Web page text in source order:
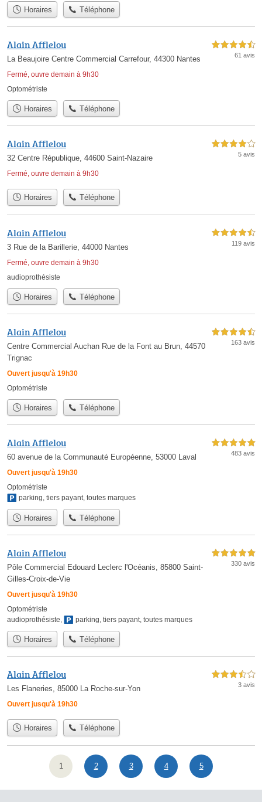
Horaires Téléphone
Alain Afflelou
La Beaujoire Centre Commercial Carrefour, 44300 Nantes
Fermé, ouvre demain à 9h30
4,5 étoiles sur 5
61 avis
Optométriste
Horaires Téléphone
Alain Afflelou
32 Centre République, 44600 Saint-Nazaire
Fermé, ouvre demain à 9h30
4,0 étoiles sur 5
5 avis
Horaires Téléphone
Alain Afflelou
3 Rue de la Barillerie, 44000 Nantes
Fermé, ouvre demain à 9h30
4,5 étoiles sur 5
119 avis
audioprothésiste
Horaires Téléphone
Alain Afflelou
Centre Commercial Auchan Rue de la Font au Brun, 44570
Trignac
Ouvert jusqu'à 19h30
4,5 étoiles sur 5
163 avis
Optométriste
Horaires Téléphone
Alain Afflelou
60 avenue de la Communauté Européenne, 53000 Laval
Ouvert jusqu'à 19h30
5,0 étoiles sur 5
483 avis
Optométriste
parking, tiers payant, toutes marques
Horaires Téléphone
Alain Afflelou
Pôle Commercial Edouard Leclerc l'Océanis, 85800 Saint-
Gilles-Croix-de-Vie
Ouvert jusqu'à 19h30
5,0 étoiles sur 5
330 avis
Optométriste
audioprothésiste
parking tiers payant toutes marques
Horaires Téléphone
Alain Afflelou
Les Flaneries, 85000 La Roche-sur-Yon
Ouvert jusqu'à 19h30
3,5 étoiles sur 5
3 avis
Horaires Téléphone
1 2 3 4 5